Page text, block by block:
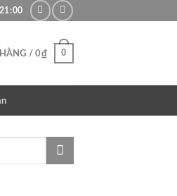
/0₫ 0